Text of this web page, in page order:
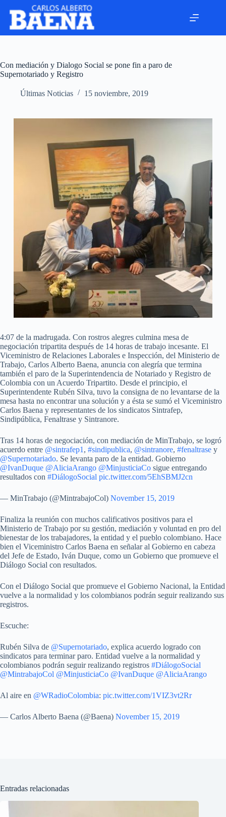
Con mediación y Dialogo Social se pone fin a paro de
Supernotariado y Registro
Últimas Noticias 15 noviembre, 2019
4:07 de la madrugada. Con rostros alegres culmina mesa de
negociación tripartita después de 14 horas de trabajo incesante. El
Viceministro de Relaciones Laborales e Inspección, del Ministerio de
Trabajo, Carlos Alberto Baena, anuncia con alegría que termina
también el paro de la Superintendencia de Notariado y Registro de
Colombia con un Acuerdo Tripartito. Desde el principio, el
Superintendente Rubén Silva, tuvo la consigna de no levantarse de la
mesa hasta no encontrar una solución y a ésta se sumó el Viceministro
Carlos Baena y representantes de los sindicatos Sintrafep,
Sindipública, Fenaltrase y Sintranore.
Tras 14 horas de negociación, con mediación de MinTrabajo, se logró
acuerdo entre @sintrafep1 , #sindipublica, @sintranore, #fenaltrase y
@Supernotariado. Se levanta paro de la entidad. Gobierno
@IvanDuque @AliciaArango @MinjusticiaCo sigue entregando
resultados con #DiálogoSocial pic.twitter.com/5EhSBMJ2cn
— MinTrabajo (@MintrabajoCol) November 15, 2019
Finaliza la reunión con muchos calificativos positivos para el
Ministerio de Trabajo por su gestión, mediación y voluntad en pro del
bienestar de los trabajadores, la entidad y el pueblo colombiano. Hace
bien el Viceministro Carlos Baena en señalar al Gobierno en cabeza
del Jefe de Estado, Iván Duque, como un Gobierno que promueve el
Diálogo Social con resultados.
Con el Diálogo Social que promueve el Gobierno Nacional, la Entidad
vuelve a la normalidad y los colombianos podrán seguir realizando sus
registros.
Escuche:
Rubén Silva de @Supernotariado, explica acuerdo logrado con
sindicatos para terminar paro. Entidad vuelve a la normalidad y
colombianos podrán seguir realizando registros #DiálogoSocial
@MintrabajoCol @MinjusticiaCo @IvanDuque @AliciaArango
Al aire en @WRadioColombia: pic.twitter.com/1VIZ3vt2Rr
— Carlos Alberto Baena (@Baena) November 15, 2019
Entradas relacionadas